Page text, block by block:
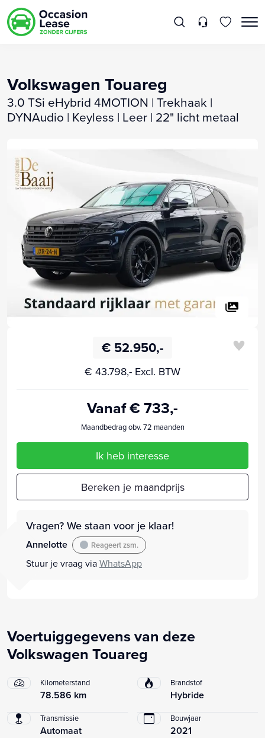
Volkswagen Touareg
3.0 TSi eHybrid 4MOTION | Trekhaak |
DYNAudio | Keyless | Leer | 22" licht metaal
€ 52.950,-
€ 43.798,- Excl. BTW
Vanaf € 733,-
Maandbedrag obv. 72 maanden
Ik heb interesse
Bereken je maandprijs
Vragen? We staan voor je klaar!
Annelotte Reageert zsm.
Stuur je vraag viaWhatsApp
Voertuiggegevens van deze
Volkswagen Touareg
Kilometerstand
78.586 km
Brandstof
Hybride
Transmissie
Automaat
Bouwjaar
2021